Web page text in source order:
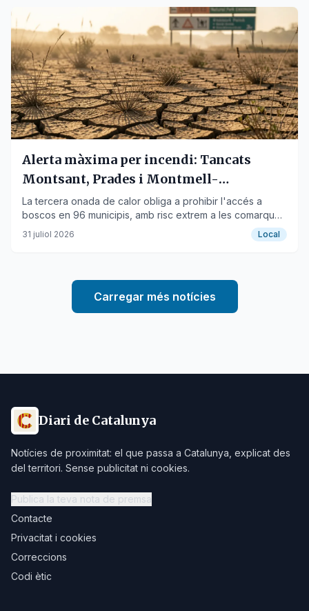
Alerta màxima per incendi: Tancats
Montsant, Prades i Montmell-
Marmellar
La tercera onada de calor obliga a prohibir l'accés a
boscos en 96 municipis, amb risc extrem a les comarques
del Baix Camp, Alt Camp i Baix Penedès.
31 juliol 2026 Local
Carregar més notícies
Diari de Catalunya
Notícies de proximitat: el que passa a Catalunya, explicat des
del territori. Sense publicitat ni cookies.
Publica la teva nota de premsa
Contacte
Privacitat i cookies
Correccions
Codi ètic